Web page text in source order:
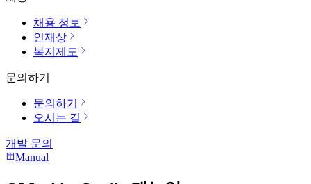
채용 정보
인재상
복지제도
문의하기
문의하기
오시는 길
개발 문의
Manual